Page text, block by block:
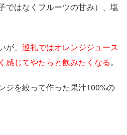
ではなくフルーツの甘み）、塩
、 巡礼ではオレンジジュース
感じてやたらと飲みたくなる。
ジを絞って作った果汁100%の